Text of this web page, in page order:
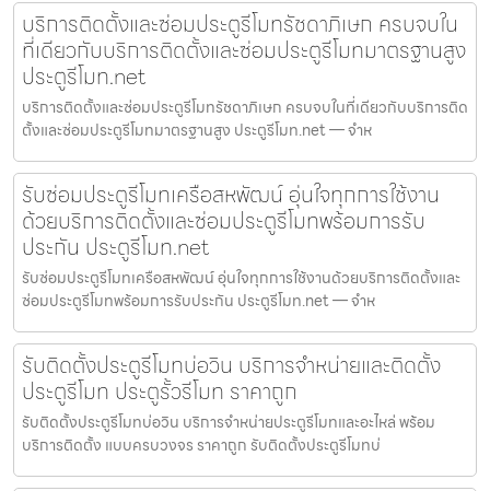
บริการติดตั้งและซ่อมประตูรีโมทรัชดาภิเษก ครบจบใน
ที่เดียวกับบริการติดตั้งและซ่อมประตูรีโมทมาตรฐานสูง
ประตูรีโมท.net
บริการติดตั้งและซ่อมประตูรีโมทรัชดาภิเษก ครบจบในที่เดียวกับบริการติด
ตั้งและซ่อมประตูรีโมทมาตรฐานสูง ประตูรีโมท.net — จำห
รับซ่อมประตูรีโมทเครือสหพัฒน์ อุ่นใจทุกการใช้งาน
ด้วยบริการติดตั้งและซ่อมประตูรีโมทพร้อมการรับ
ประกัน ประตูรีโมท.net
รับซ่อมประตูรีโมทเครือสหพัฒน์ อุ่นใจทุกการใช้งานด้วยบริการติดตั้งและ
ซ่อมประตูรีโมทพร้อมการรับประกัน ประตูรีโมท.net — จำห
รับติดตั้งประตูรีโมทบ่อวิน บริการจำหน่ายและติดตั้ง
ประตูรีโมท ประตูรั้วรีโมท ราคาถูก
รับติดตั้งประตูรีโมทบ่อวิน บริการจำหน่ายประตูรีโมทและอะไหล่ พร้อม
บริการติดตั้ง แบบครบวงจร ราคาถูก รับติดตั้งประตูรีโมทบ่